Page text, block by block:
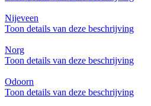
Nijeveen
Toon details van deze beschrijving
Norg
Toon details van deze beschrijving
Odoorn
Toon details van deze beschrijving